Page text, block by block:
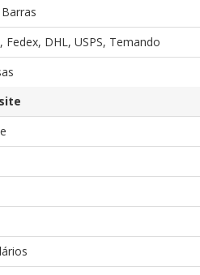
Fedex, DHL, USPS, Temando